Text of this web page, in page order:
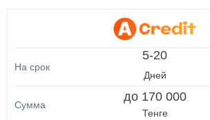
5-20
Дней
до 170 000
Тенге